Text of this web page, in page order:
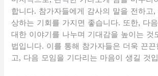
합니다. 참가자들에게 감사의 말을 전하고
상하는 기회를 가지면 좋습니다. 또한, 다
대한 이야기를 나누며 기대감을 높이는 것
법입니다. 이를 통해 참가자들은 더욱 끈
고, 다음 모임을 기다리는 마음이 생길 것